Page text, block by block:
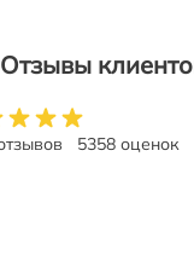
Отзывы
5358 оценок